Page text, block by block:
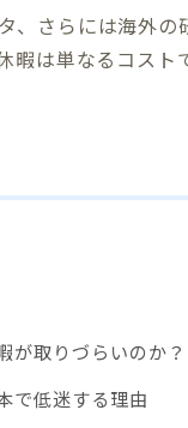
、さらには海外
暇は単なるコス
が取りづらいのか？
で低迷する理由